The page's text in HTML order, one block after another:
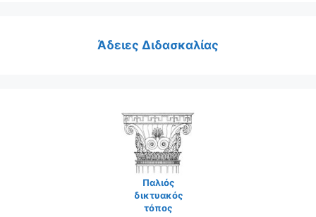
Άδειες Διδασκαλίας
Παλιός
δικτυακός
τόπος